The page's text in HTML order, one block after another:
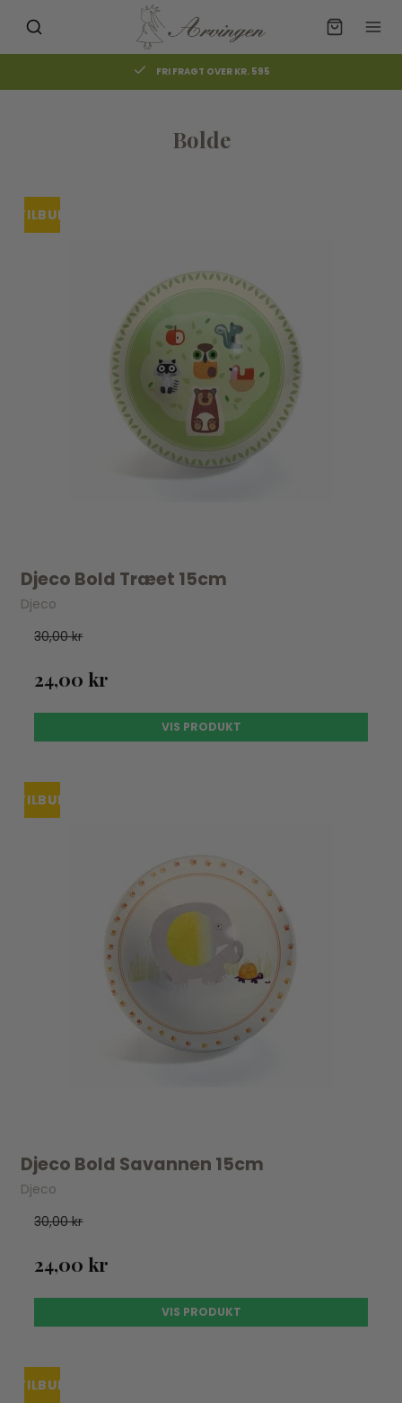
FRI FRAGT OVER KR. 595
Bolde
TILBUDUDSOLGT
Djeco Bold Træet 15cm
Djeco
30,00 kr
24,00 kr
VIS PRODUKT
TILBUDUDSOLGT
Djeco Bold Savannen 15cm
Djeco
30,00 kr
24,00 kr
VIS PRODUKT
TILBUDUDSOLGT